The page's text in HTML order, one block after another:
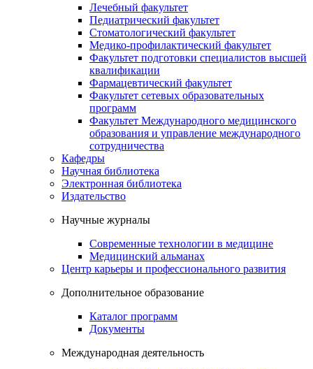
Лечебный факультет
Педиатрический факультет
Стоматологический факультет
Медико-профилактический факультет
Факультет подготовки специалистов высшей
квалификации
Фармацевтический факультет
Факультет сетевых образовательных
программ
Факультет Международного медицинского
образования и управление международного
сотрудничества
Кафедры
Научная библиотека
Электронная библиотека
Издательство
Научные журналы
Современные технологии в медицине
Медицинский альманах
Центр карьеры и профессионального развития
Дополнительное образование
Каталог программ
Документы
Международная деятельность